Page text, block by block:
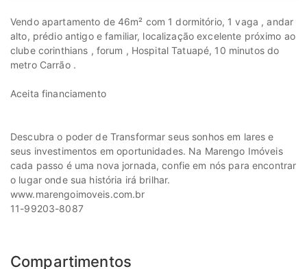
Vendo apartamento de 46m² com 1 dormitório, 1 vaga , andar
alto, prédio antigo e familiar, localização excelente próximo ao
clube corinthians , forum , Hospital Tatuapé, 10 minutos do
metro Carrão .
Aceita financiamento
Descubra o poder de Transformar seus sonhos em lares e
seus investimentos em oportunidades. Na Marengo Imóveis
cada passo é uma nova jornada, confie em nós para encontrar
o lugar onde sua história irá brilhar.
www.marengoimoveis.com.br
11-99203-8087
Compartimentos